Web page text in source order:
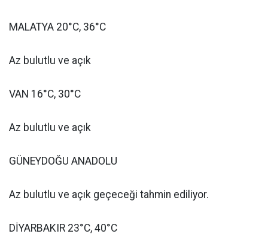
MALATYA 20°C, 36°C
Az bulutlu ve açık
VAN 16°C, 30°C
Az bulutlu ve açık
GÜNEYDOĞU ANADOLU
Az bulutlu ve açık geçeceği tahmin ediliyor.
DİYARBAKIR 23°C, 40°C